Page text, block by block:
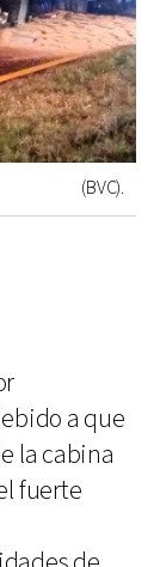
(BVC).
a que
la cabina
fuerte